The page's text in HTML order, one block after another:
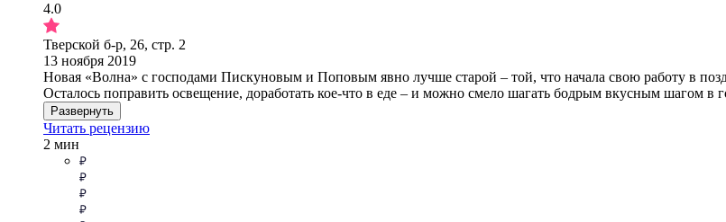
4.0
Тверской б-р, 26, стр. 2
13 ноября 2019
Новая «Волна» с господами Пискуновым и Поповым явно лучше старой – той, что начала свою работу в
Осталось поправить освещение, доработать кое-что в еде – и можно смело шагать бодрым вкусным шагом в
Развернуть
Читать рецензию
2 мин